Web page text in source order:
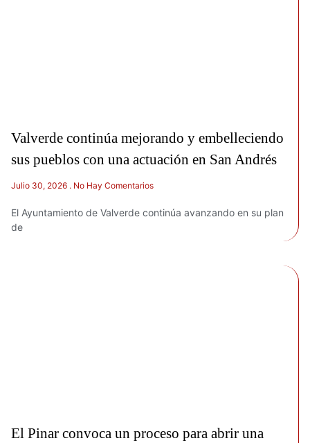
Valverde continúa mejorando y embelleciendo
sus pueblos con una actuación en San Andrés
Julio 30, 2026 No Hay Comentarios
El Ayuntamiento de Valverde continúa avanzando en su plan
de
El Pinar convoca un proceso para abrir una